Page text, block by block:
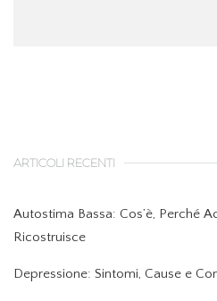
ARTICOLI RECENTI
Autostima Bassa: Cos’è, Perché
Ricostruisce
Depressione: Sintomi, Cause e